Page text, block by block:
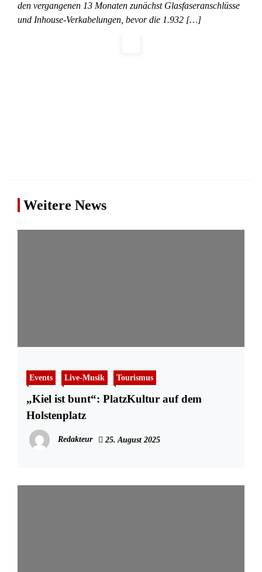
den vergangenen 13 Monaten zunächst Glasfaseranschlüsse
und Inhouse-Verkabelungen, bevor die 1.932 […]
Weitere News
Events Live-Musik Tourismus
„Kiel ist bunt“: PlatzKultur auf dem
Holstenplatz
Redakteur 25. August 2025